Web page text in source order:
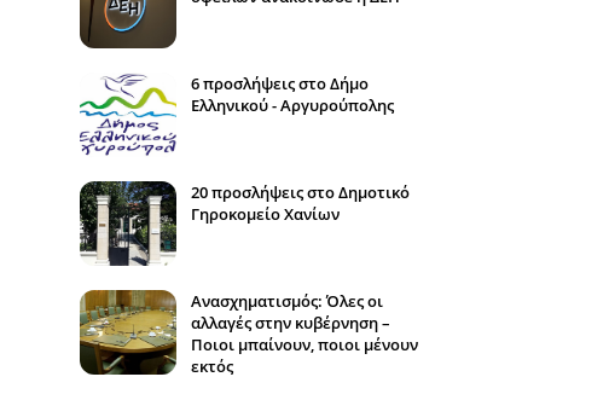
6 προσλήψεις στο Δήμο
Ελληνικού - Αργυρούπολης
20 προσλήψεις στο Δημοτικό
Γηροκομείο Χανίων
Ανασχηματισμός: Όλες οι
αλλαγές στην κυβέρνηση –
Ποιοι μπαίνουν, ποιοι μένουν
εκτός